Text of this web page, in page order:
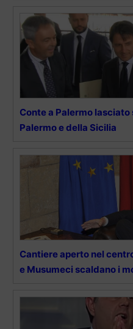
Conte a Palermo
Palermo e della Sicilia
Cantiere aperto nel
e Musumeci scaldano i